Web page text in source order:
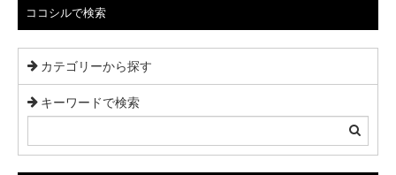
ココシルで検索
カテゴリーから探す
キーワードで検索